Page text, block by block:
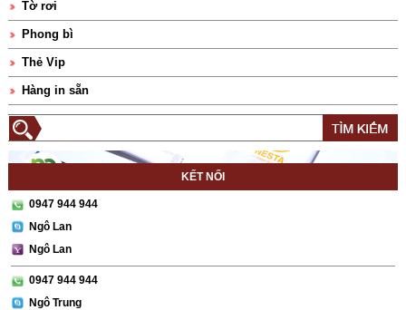
Tờ rơi
Phong bì
Thẻ Vip
Hàng in sẵn
KẾT NỐI
0947 944 944
Ngô Lan
Ngô Lan
0947 944 944
Ngô Trung